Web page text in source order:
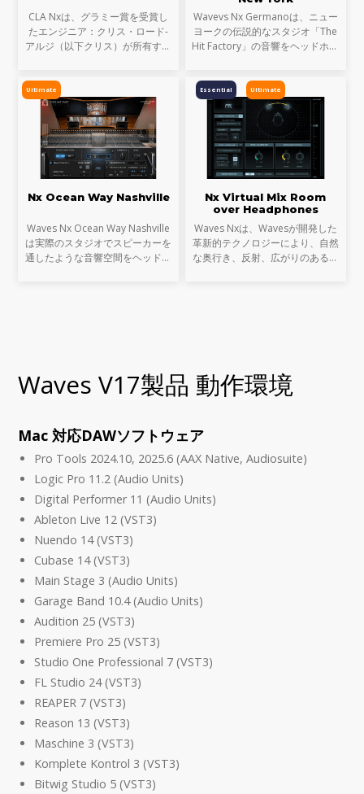
CLA Nxは、グラミー賞を受賞し
たエンジニア：クリス・ロード-
アルジ（以下クリス）が所有する
これまで、クリスのコンソールと
クラシックなハード
Wavevs Nx Germanoは、ニュー
ヨークの伝説的なスタジオ「The
Hit Factory」の音響をヘッドホン
を精密にモデリングし、ステレオ
とサラウンド・モニタリ
Ultimate
Nx Ocean Way Nashville
Waves Nx Ocean Way Nashville
は実際のスタジオでスピーカーを
通したような音響空間をヘッドフ
Ultimate
Essential
Nx Virtual Mix Room
over Headphones
Waves Nxは、Wavesが開発した
革新的テクノロジーにより、自然
な奥行き、反射、広がりのあるス
Waves V17製品 動作環境
Mac 対応DAWソフトウェア
Pro Tools 2024.10, 2025.6 (AAX Native, Audiosuite)
Logic Pro 11.2 (Audio Units)
Digital Performer 11 (Audio Units)
Ableton Live 12 (VST3)
Nuendo 14 (VST3)
Cubase 14 (VST3)
Main Stage 3 (Audio Units)
Garage Band 10.4 (Audio Units)
Audition 25 (VST3)
Premiere Pro 25 (VST3)
Studio One Professional 7 (VST3)
FL Studio 24 (VST3)
REAPER 7 (VST3)
Reason 13 (VST3)
Maschine 3 (VST3)
Komplete Kontrol 3 (VST3)
Bitwig Studio 5 (VST3)